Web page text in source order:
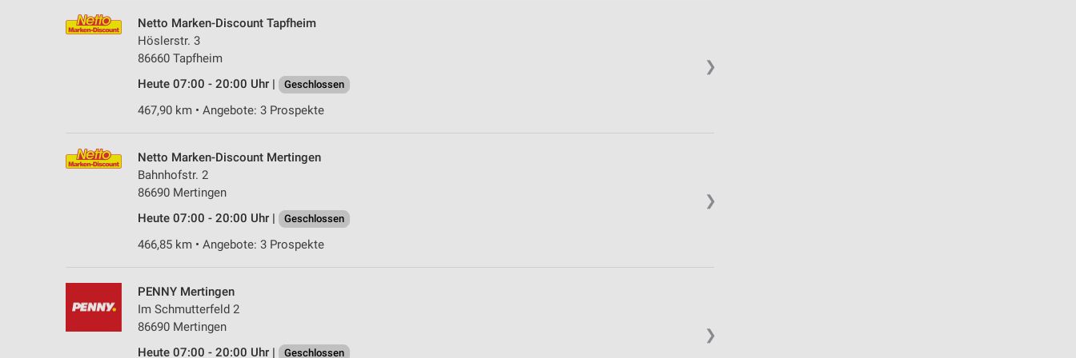
❯
Netto Marken-Discount Tapfheim
Höslerstr. 3
86660 Tapfheim
Heute 07:00 - 20:00 Uhr |
Geschlossen
467,90 km • Angebote: 3 Prospekte
❯
Netto Marken-Discount Mertingen
Bahnhofstr. 2
86690 Mertingen
Heute 07:00 - 20:00 Uhr |
Geschlossen
466,85 km • Angebote: 3 Prospekte
❯
PENNY Mertingen
Im Schmutterfeld 2
86690 Mertingen
Heute 07:00 - 20:00 Uhr |
Geschlossen